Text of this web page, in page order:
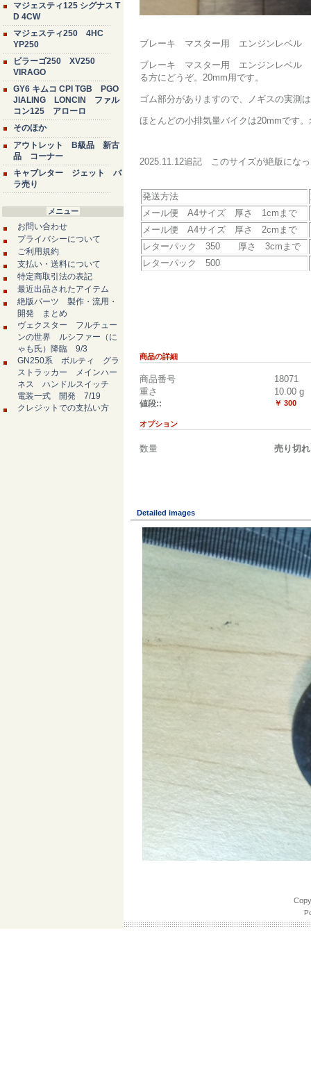
マジェスティ125 シグナス T
D 4CW
マジェスティ250 4HC
YP250
ビラーゴ250 XV250
VIRAGO
GY6 キムコ CPI TGB PGO
JIALING LONCIN ファル
コン125 アローロ
そのほか
アウトレット B級品 新古
品 コーナー
キャブレター ジェット バ
ラ売り
メニュー
お問い合わせ
プライバシーについて
ご利用規約
支払い・送料について
特定商取引法の表記
最近出品されたアイテム
絶版パーツ 製作・流用・
開発 まとめ
ヴェクスター フルチュー
ンの世界 ルシファー（に
ゃも氏）降臨 9/3
GN250系 ボルティ グラ
ストラッカー メインハー
ネス ハンドルスイッチ
電装一式 開発 7/19
クレジットでの支払い方
ブレーキ マスター用 エンジンレベ
ブレーキ マスター用 エンジンレベル
る方にどうぞ。20mm用です。
ゴム部分がありますので、ノギスの実測
ほとんどの小排気量バイクは20mmです
2025.11.12追記 このサイズが絶版にな
発送方法
メール便 A4サイズ 厚さ 1cmまで
メール便 A4サイズ 厚さ 2cmまで
レターパック 350 厚さ 3cmまで
レターパック 500
商品の詳細
商品番号
18071
重さ
10.00 g
値段:: ￥ 300
オプション
数量 売り切れ
Detailed images